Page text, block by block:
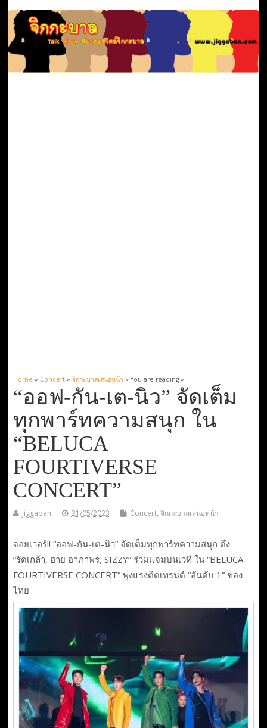
Home » Concert» จิกกะบาลเสนอหน้า » You are reading »
“ออฟ-กัน-เต-นิว” จัดเต็ม
ทุกพาร์ทความสนุก ใน
“BELUCA
FOURTIVERSE
CONCERT”
jiggaban 21/05/2023 Concert, จิกกะบาลเสนอหน้า
จอยเวอร์!! “ออฟ-กัน-เต-นิว” จัดเต็มทุกพาร์ทความสนุก ดึง
“รัดเกล้า, ฮาย อาภาพร, SIZZY” ร่วมแจมบนเวที ใน “BELUCA
FOURTIVERSE CONCERT” พุ่งแรงติดเทรนด์ “อันดับ 1” ของ
ไทย